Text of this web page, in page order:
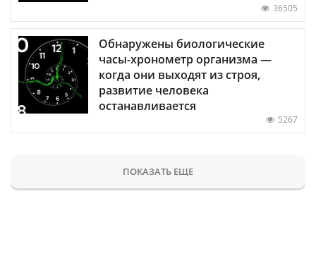
36505
Обнаружены биологические
часы-хронометр организма —
когда они выходят из строя,
развитие человека
останавливается
5267
ПОКАЗАТЬ ЕЩЕ